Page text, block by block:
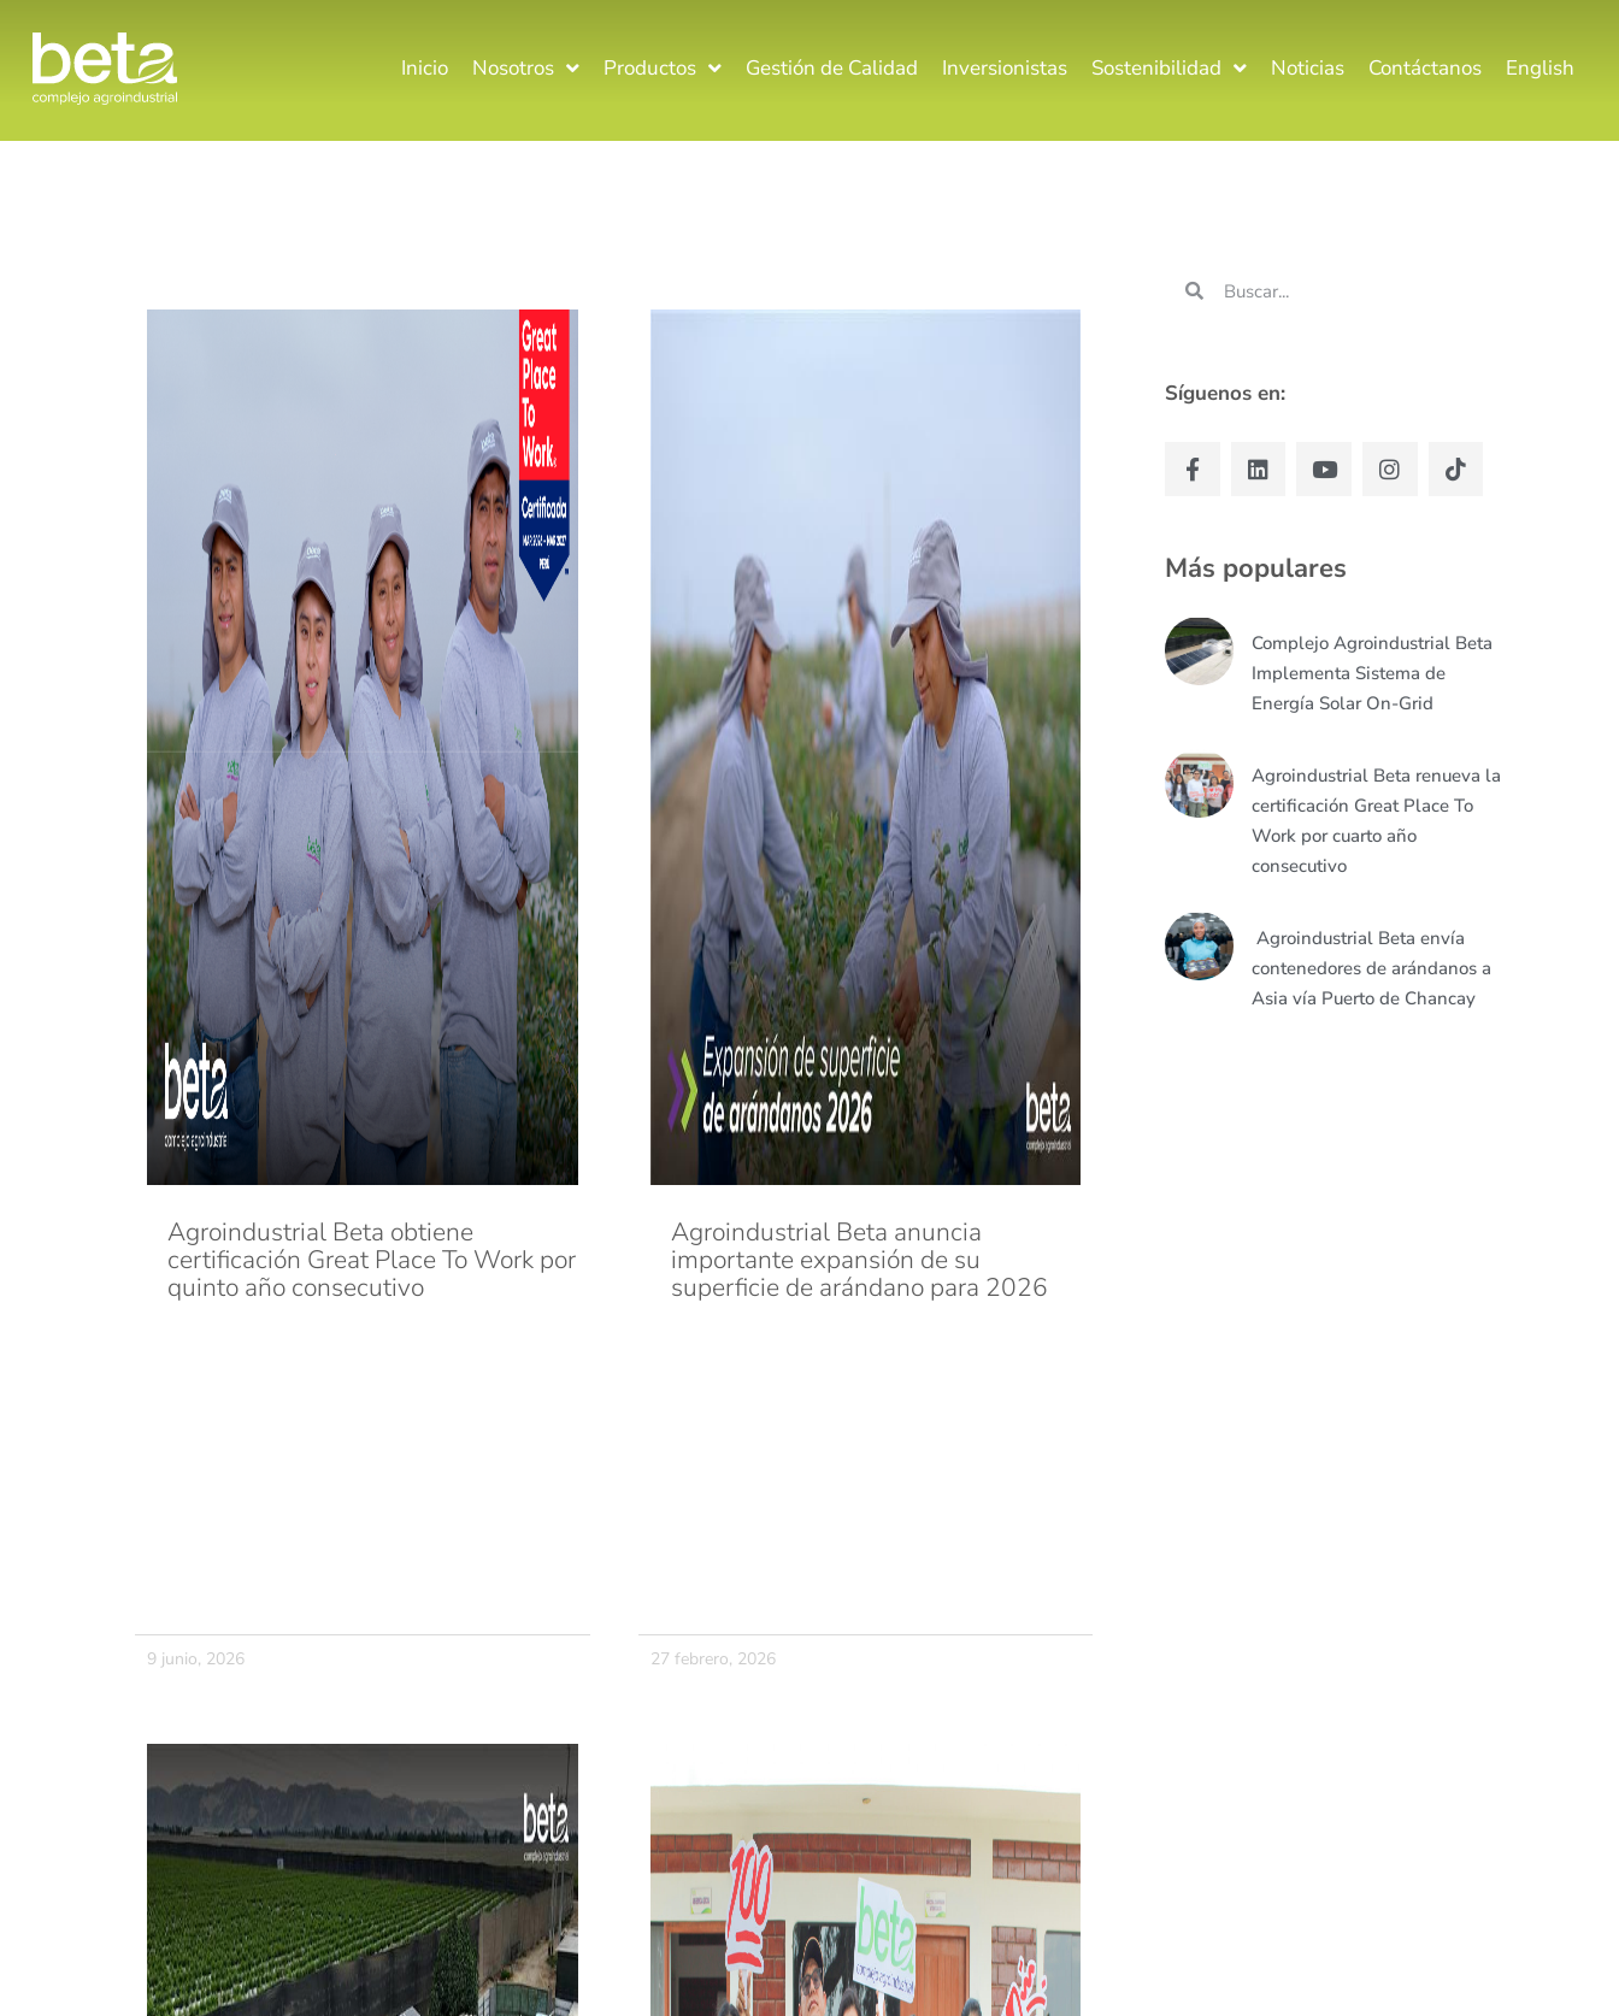
Inicio Nosotros Productos Gestión de Calidad Inversionistas Sostenibilidad Noticias Contáctanos English
Agroindustrial Beta obtiene
certificación Great Place To Work por
quinto año consecutivo
9 junio, 2026
Agroindustrial Beta anuncia
importante expansión de su
superficie de arándano para 2026
27 febrero, 2026
Síguenos en:
Más populares
Complejo Agroindustrial Beta
Implementa Sistema de
Energía Solar On-Grid
Agroindustrial Beta renueva la
certificación Great Place To
Work por cuarto año
consecutivo
Agroindustrial Beta envía
contenedores de arándanos a
Asia vía Puerto de Chancay